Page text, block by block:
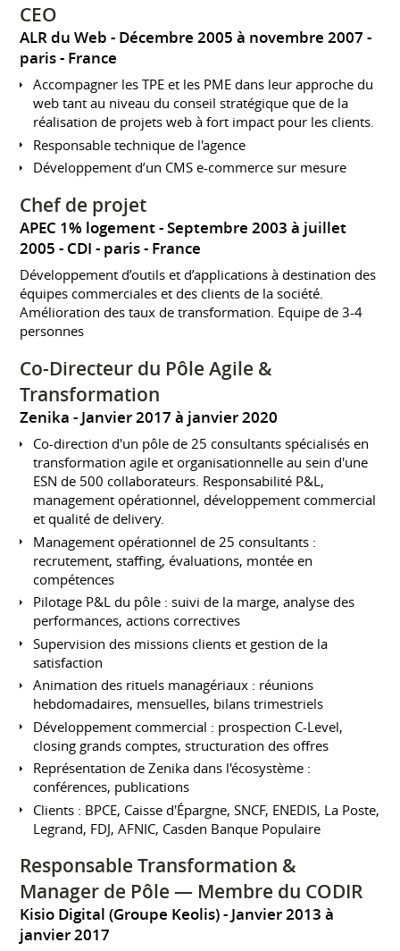
CEO
ALR du Web
Décembre 2005 à novembre 2007
paris
France
Accompagner les TPE et les PME dans leur approche du
web tant au niveau du conseil stratégique que de la
réalisation de projets web à fort impact pour les clients.
Responsable technique de l'agence
Développement d’un CMS e-commerce sur mesure
Chef de projet
APEC 1% logement
Septembre 2003 à juillet
2005 CDI paris France
Développement d’outils et d’applications à destination des
équipes commerciales et des clients de la société.
Amélioration des taux de transformation. Equipe de 3-4
personnes
Co-Directeur du Pôle Agile &
Transformation
Zenika Janvier 2017 à janvier 2020
Co-direction d'un pôle de 25 consultants spécialisés en
transformation agile et organisationnelle au sein d'une
ESN de 500 collaborateurs. Responsabilité P&L,
management opérationnel, développement commercial
et qualité de delivery.
Management opérationnel de 25 consultants :
recrutement, staffing, évaluations, montée en
compétences
Pilotage P&L du pôle : suivi de la marge, analyse des
performances, actions correctives
Supervision des missions clients et gestion de la
satisfaction
Animation des rituels managériaux : réunions
hebdomadaires, mensuelles, bilans trimestriels
Développement commercial : prospection C-Level,
closing grands comptes, structuration des offres
Représentation de Zenika dans l'écosystème :
conférences, publications
Clients : BPCE, Caisse d'Épargne, SNCF, ENEDIS, La Poste,
Legrand, FDJ, AFNIC, Casden Banque Populaire
Responsable Transformation &
Manager de Pôle — Membre du CODIR
Kisio Digital (Groupe Keolis)
Janvier 2013 à
janvier 2017